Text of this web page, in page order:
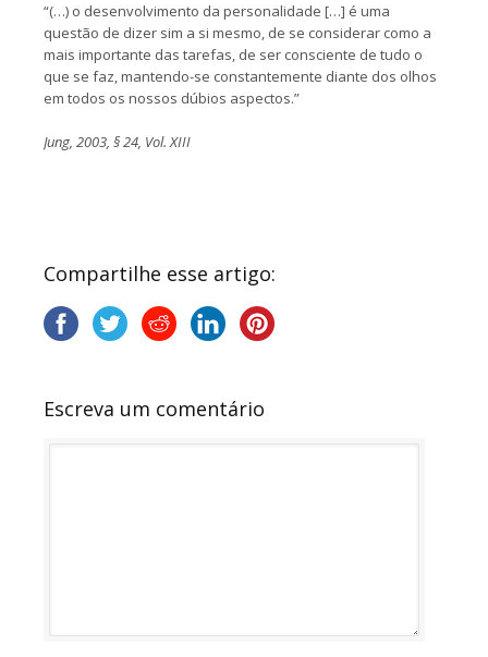
“(…) o desenvolvimento da personalidade […] é uma
questão de dizer sim a si mesmo, de se considerar como a
mais importante das tarefas, de ser consciente de tudo o
que se faz, mantendo-se constantemente diante dos olhos
em todos os nossos dúbios aspectos.”
Jung, 2003, § 24, Vol. XIII
Compartilhe esse artigo:
Escreva um comentário